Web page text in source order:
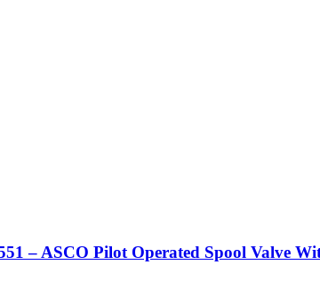
– ASCO Pilot Operated Spool Valve